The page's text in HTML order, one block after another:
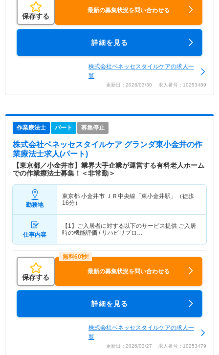
保存する
最新の募集状況を問い合わせる
詳細を見る
株式会社ベネッセスタイルケアの求人一
覧
更新日：2026/03/30 求人番号：10253489
作業療法士 パート 募集停止
株式会社ベネッセスタイルケア グランダ東小金井の作
業療法士求人(パート)
【東京都／小金井市】業界大手企業が運営する有料老人ホーム
での作業療法士募集！＜非常勤＞
勤務地
東京都 小金井市 ＪＲ中央線「東小金井駅」（徒歩
16分）
仕事内容
【1】ご入居者に対する以下のサービス提供 ご入居
時の機能評価 / リハビリプロ…
保存する
最新の募集状況を問い合わせる
詳細を見る
株式会社ベネッセスタイルケアの求人一
覧
更新日：2026/03/27 求人番号：10253479